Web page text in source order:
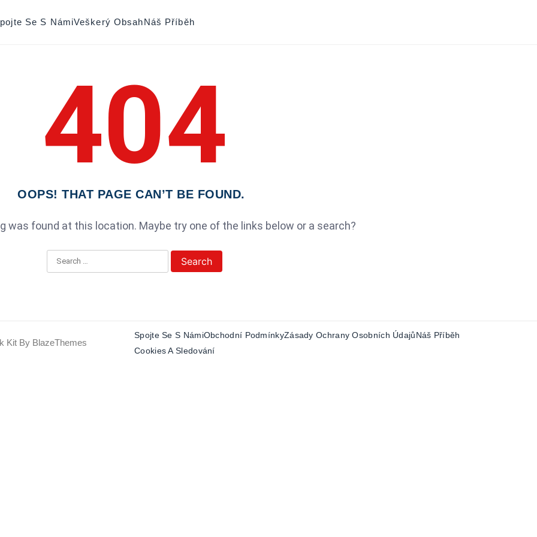
Se S NámiVeškerý ObsahNáš Příběh
404
OOPS! THAT PAGE CAN’T BE FOUND.
was found at this location. Maybe try one of the links below or a search?
Search for:
Kit By BlazeThemes
Spojte Se S NámiObchodní PodmínkyZásady Ochrany Osobních ÚdajůNáš Příběh
Cookies A Sledování